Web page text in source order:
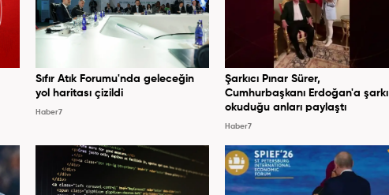
Sıfır Atık Forumu'nda geleceğin
yol haritası çizildi
Haber7
Şarkıcı Pınar Sürer,
Cumhurbaşkanı Erdoğan'a şarkı
okuduğu anları paylaştı
Haber7